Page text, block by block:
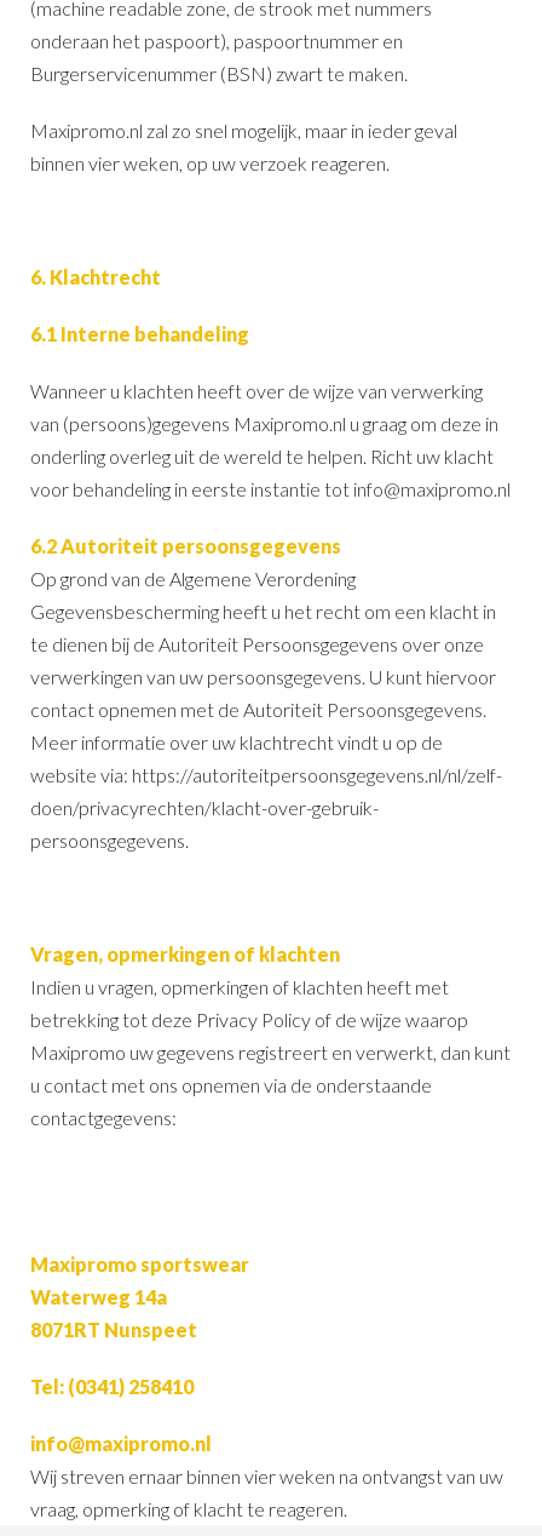
(machine readable zone, de strook met nummers
onderaan het paspoort), paspoortnummer en
Burgerservicenummer (BSN) zwart te maken.
Maxipromo.nl zal zo snel mogelijk, maar in ieder geval
binnen vier weken, op uw verzoek reageren.
6. Klachtrecht
6.1 Interne behandeling
Wanneer u klachten heeft over de wijze van verwerking
van (persoons)gegevens Maxipromo.nl u graag om deze in
onderling overleg uit de wereld te helpen. Richt uw klacht
voor behandeling in eerste instantie tot info@maxipromo.nl
6.2 Autoriteit persoonsgegevens
Op grond van de Algemene Verordening
Gegevensbescherming heeft u het recht om een klacht in
te dienen bij de Autoriteit Persoonsgegevens over onze
verwerkingen van uw persoonsgegevens. U kunt hiervoor
contact opnemen met de Autoriteit Persoonsgegevens.
Meer informatie over uw klachtrecht vindt u op de
website via: https://autoriteitpersoonsgegevens.nl/nl/zelf-
doen/privacyrechten/klacht-over-gebruik-
persoonsgegevens.
Vragen, opmerkingen of klachten
Indien u vragen, opmerkingen of klachten heeft met
betrekking tot deze Privacy Policy of de wijze waarop
Maxipromo uw gegevens registreert en verwerkt, dan kunt
u contact met ons opnemen via de onderstaande
contactgegevens:
Maxipromo sportswear
Waterweg 14a
8071RT Nunspeet
Tel: (0341) 258410
info@maxipromo.nl
Wij streven ernaar binnen vier weken na ontvangst van uw
vraag, opmerking of klacht te reageren.